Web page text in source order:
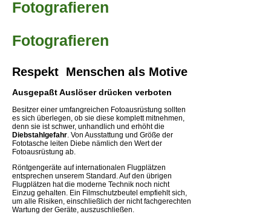
Fotografieren
Fotografieren
Respekt  Menschen als Motive
Ausgepaßt Auslöser drücken verboten
Besitzer einer umfangreichen Fotoausrüstung sollten
es sich überlegen, ob sie diese komplett mitnehmen,
denn sie ist schwer, unhandlich und erhöht die
Diebstahlgefahr . Von Ausstattung und Größe der
Fototasche leiten Diebe nämlich den Wert der
Fotoausrüstung ab.
Röntgengeräte auf internationalen Flugplätzen
entsprechen unserem Standard. Auf den übrigen
Flugplätzen hat die moderne Technik noch nicht
Einzug gehalten. Ein Filmschutzbeutel empfiehlt sich,
um alle Risiken, einschließlich der nicht fachgerechten
Wartung der Geräte, auszuschließen.